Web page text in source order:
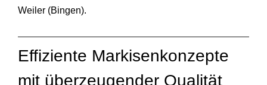
Weiler (Bingen).
Effiziente Markisenkonzepte
mit überzeugender Qualität